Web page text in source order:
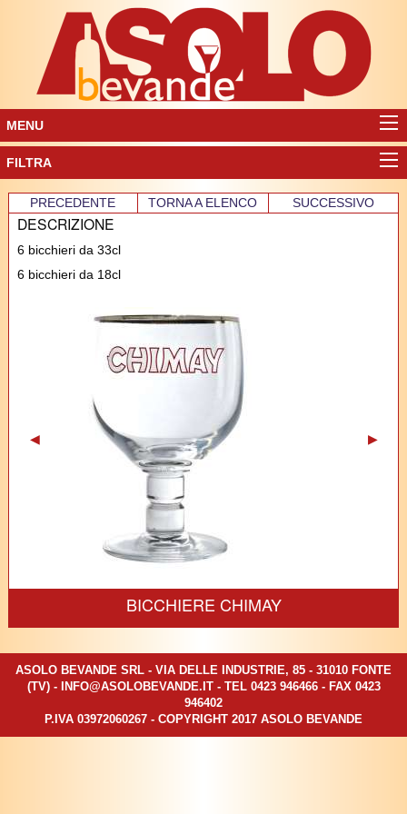
MENU
FILTRA
PRECEDENTE TORNA A ELENCO SUCCESSIVO
DESCRIZIONE
6 bicchieri da 33cl
6 bicchieri da 18cl
Previous
◀︎
Next
▶︎
BICCHIERE CHIMAY
ASOLO BEVANDE SRL - VIA DELLE INDUSTRIE, 85 - 31010 FONTE
(TV) -
INFO@ASOLOBEVANDE.IT- TEL 0423 946466- FAX 0423
946402
P.IVA 03972060267 - COPYRIGHT 2017 ASOLO BEVANDE